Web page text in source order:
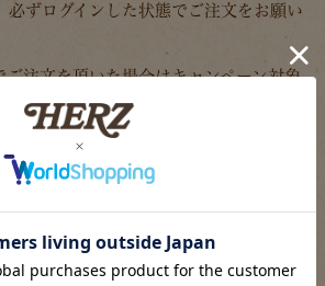
必ずログインした状態でご注文をお願い
ご注文を頂いた場合はキャンペーン対象
に関わらず、お一人様一点限りのプレゼ
選び頂けません。写真と仕様が異なる
いものではありませんので、お使い頂